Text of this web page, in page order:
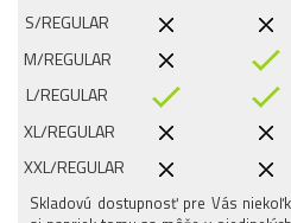
S/REGULAR
M/REGULAR
L/REGULAR
XL/REGULAR
XXL/REGULAR
Skladovú dostupnosť pre Vás